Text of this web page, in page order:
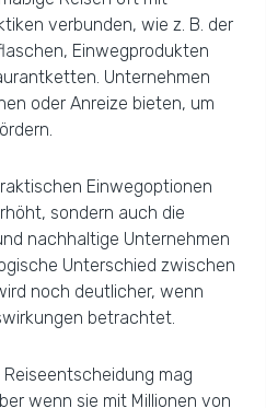
verbunden, wie z. B. der
Einwegprodukten
Unternehmen
oder Anreize bieten, um
Einwegoptionen
sondern auch die
nachhaltige Unternehmen
Unterschied zwischen
noch deutlicher, wenn
betrachtet.
mag
wenn sie mit Millionen von